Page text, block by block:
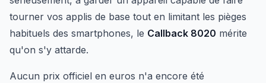
tourner vos applis de base tout en limitant les pièges
habituels des smartphones, le Callback 8020 mérite
qu'on s'y attarde.
Aucun prix officiel en euros n'a encore été